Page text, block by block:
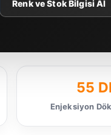
Renk ve Stok Bilgisi Al
55
Enjeksiyon